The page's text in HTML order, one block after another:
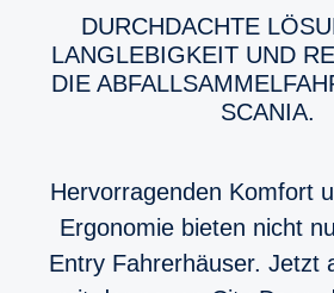
DURCH­DACHTE LÖSUNGEN FÜR
LANGLE­BIG­KEIT UND
DIE
SCANIA.
Hervorragenden Komfort
Ergonomie bieten nicht
Entry Fahrerhäuser. Jetzt